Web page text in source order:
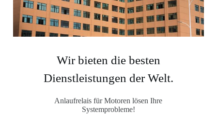
Wir bieten die besten
Dienstleistungen der Welt.
Anlaufrelais für Motoren lösen Ihre
Systemprobleme!